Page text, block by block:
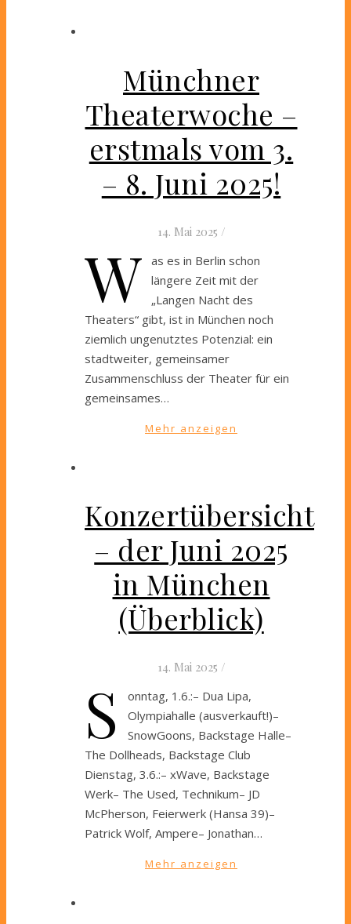
Münchner
Theaterwoche –
erstmals vom 3.
– 8. Juni 2025!
14. Mai 2025 /
W as es in Berlin schon
längere Zeit mit der
„Langen Nacht des
Theaters“ gibt, ist in München noch
ziemlich ungenutztes Potenzial: ein
stadtweiter, gemeinsamer
Zusammenschluss der Theater für ein
gemeinsames…
Mehr anzeigen
Konzertübersicht
– der Juni 2025
in München
(Überblick)
14. Mai 2025 /
S
onntag, 1.6.:– Dua Lipa,
Olympiahalle (ausverkauft!)–
SnowGoons, Backstage Halle–
The Dollheads, Backstage Club
Dienstag, 3.6.:– xWave, Backstage
Werk– The Used, Technikum– JD
McPherson, Feierwerk (Hansa 39)–
Patrick Wolf, Ampere– Jonathan…
Mehr anzeigen